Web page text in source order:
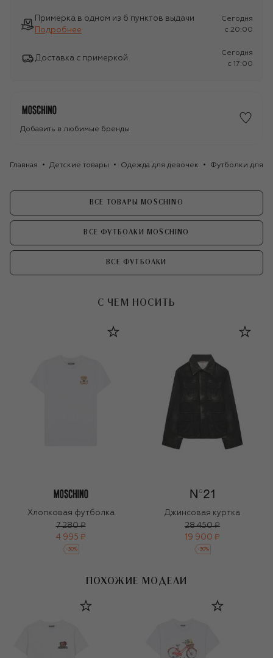
Примерка в одном из 6 пунктов выдачи
Подробнее
Сегодня
c 20:00
Доставка с примеркой
Сегодня
c 17:00
Добавить в любимые бренды
Главная Детские товары Одежда для девочек Футболки для
ВСЕ ТОВАРЫ MOSCHINO
ВСЕ ФУТБОЛКИ MOSCHINO
ВСЕ ФУТБОЛКИ
С ЧЕМ НОСИТЬ
Хлопковая футболка
7 280 ₽
4 995 ₽
-30%
Джинсовая куртка
28 450 ₽
19 900 ₽
-30%
ПОХОЖИЕ МОДЕЛИ